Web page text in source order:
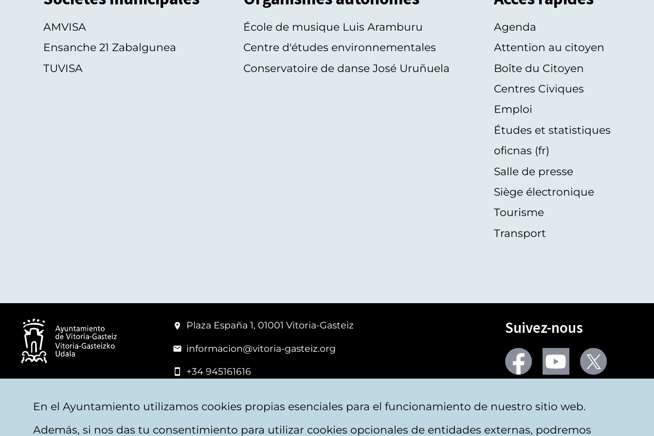
AMVISA
Ensanche 21 Zabalgunea
TUVISA
École de musique Luis Aramburu
Centre d'études environnementales
Conservatoire de danse José Uruñuela
Agenda
Attention au citoyen
Boîte du Citoyen
Centres Civiques
Emploi
Études et statistiques
oficnas (fr)
Salle de presse
Siège électronique
Tourisme
Transport
Plaza España 1, 01001 Vitoria-Gasteiz
informacion@vitoria-gasteiz.org
+34 945161616
Suivez-nous
Facebook Youtube
En el Ayuntamiento utilizamos cookies propias esenciales para el funcionamiento de nuestro sitio web.
Además, si nos das tu consentimiento para utilizar cookies opcionales de entidades externas, podremos